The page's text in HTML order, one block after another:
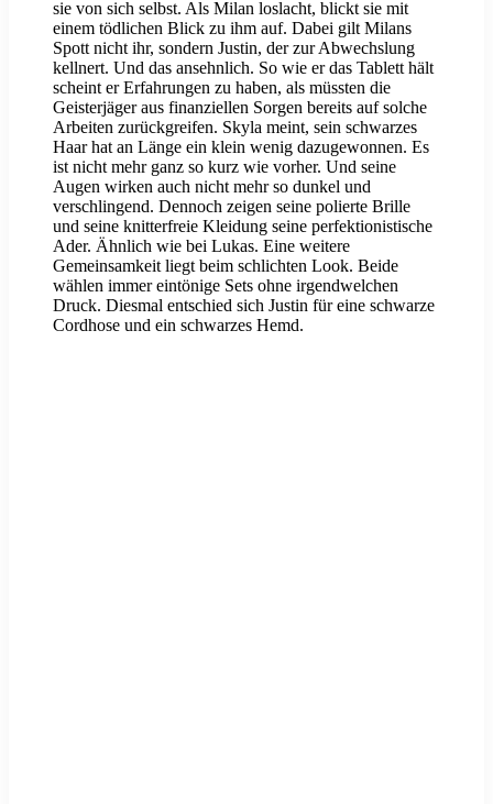
sie von sich selbst. Als Milan loslacht, blickt sie mit
einem tödlichen Blick zu ihm auf. Dabei gilt Milans
Spott nicht ihr, sondern Justin, der zur Abwechslung
kellnert. Und das ansehnlich. So wie er das Tablett hält
scheint er Erfahrungen zu haben, als müssten die
Geisterjäger aus finanziellen Sorgen bereits auf solche
Arbeiten zurückgreifen. Skyla meint, sein schwarzes
Haar hat an Länge ein klein wenig dazugewonnen. Es
ist nicht mehr ganz so kurz wie vorher. Und seine
Augen wirken auch nicht mehr so dunkel und
verschlingend. Dennoch zeigen seine polierte Brille
und seine knitterfreie Kleidung seine perfektionistische
Ader. Ähnlich wie bei Lukas. Eine weitere
Gemeinsamkeit liegt beim schlichten Look. Beide
wählen immer eintönige Sets ohne irgendwelchen
Druck. Diesmal entschied sich Justin für eine schwarze
Cordhose und ein schwarzes Hemd.